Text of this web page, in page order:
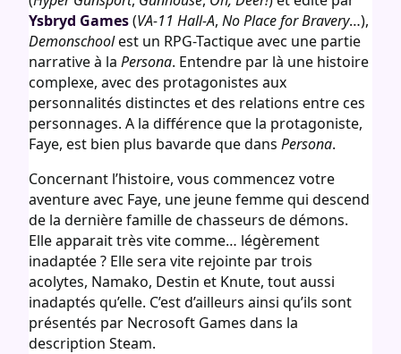
Ysbryd Games(VA-11 Hall-A, No Place for Bravery…),
Demonschoolest un RPG-Tactique avec une partie
narrative à la Persona. Entendre par là une histoire
complexe, avec des protagonistes aux
personnalités distinctes et des relations entre ces
personnages. A la différence que la protagoniste,
Faye, est bien plus bavarde que dans Persona.
Concernant l’histoire, vous commencez votre
aventure avec Faye, une jeune femme qui descend
de la dernière famille de chasseurs de démons.
Elle apparait très vite comme… légèrement
inadaptée ? Elle sera vite rejointe par trois
acolytes, Namako, Destin et Knute, tout aussi
inadaptés qu’elle. C’est d’ailleurs ainsi qu’ils sont
présentés par Necrosoft Games dans la
description Steam.